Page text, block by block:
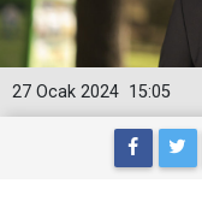
15:05
27 Ocak 2024